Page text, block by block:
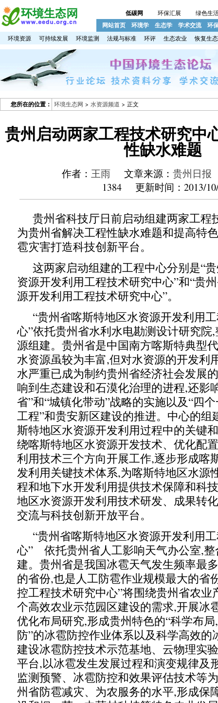
低碳网 环保汇展 绿色生
网站首页 环境学 生态学 学术交流 环
环境资源 可持续发展 环境监测 法规与标准 环评 生态农业 恢复生态
您所在的位置： 环境生态网 > 水资源频道 > 正文
贵州启动两家工程技术研究中
性缺水难题
作者： 王雨 文章来源： 贵州日报
1384 更新时间：2013/
贵州省科技厅日前启动组建两家工程
为贵州省解决工程性缺水难题和提高特
雹灾害打造科技创新平台。
这两家启动组建的工程中心分别是“
资源开发利用工程技术研究中心”和“贵
源开发利用工程技术研究中心”。
“贵州省喀斯特地区水资源开发利用
心”依托贵州省水利水电勘测设计研究院
源组建。贵州省是中国南方喀斯特典型
水资源虽较为丰富,但对水资源的开发利
水严重已成为制约贵州省经济社会发展
响到生态建设和石漠化治理的进程,还影
省”和“城镇化带动”战略的实施以及“四
工程”和贵安新区建设的推进。中心的组
斯特地区水资源开发利用过程中的关键
绕喀斯特地区水资源开发技术、优化配
利用技术三个方向开展工作,逐步形成喀
发利用关键技术体系,为喀斯特地区水源
程和地下水开发利用提供技术保障和科
地区水资源开发利用技术研发、成果转
交流与科技创新开放平台。
“贵州省喀斯特地区水资源开发利用
心” 依托贵州省人工影响天气办公室,整
建。贵州省是我国冰雹天气发生频率最
的省份,也是人工防雹作业规模最大的省
控工程技术研究中心”将围绕贵州省农业
个高效农业示范园区建设的需求,开展冰
优化布局研究,形成贵州特色的“科学布
防”的冰雹防控作业体系以及科学高效的
建设冰雹防控技术示范基地、云物理实
平台,以冰雹发生发展过程和演变规律及
监测预警、冰雹防控和效果评估技术等
州省防雹减灾、为农服务的水平,形成保